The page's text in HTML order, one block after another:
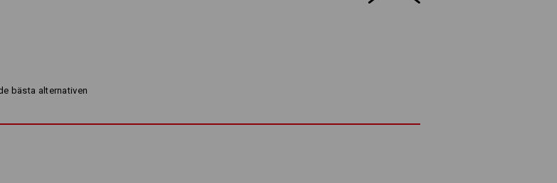
BESKRIVNING DETALJER
bästa alternativen